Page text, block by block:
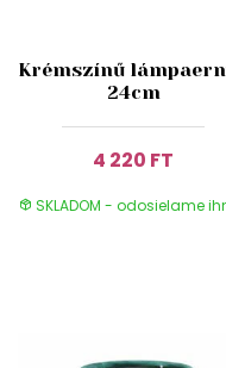
Krémszínű
24cm
4 220 FT
SKLADOM - odosielame